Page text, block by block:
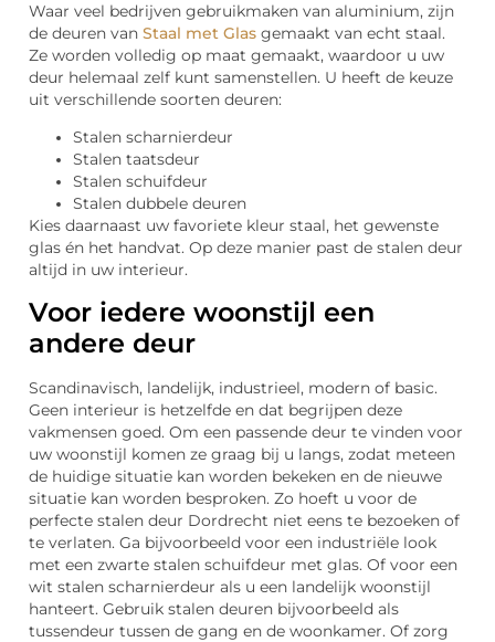
Waar veel bedrijven gebruikmaken van aluminium, zijn
de deuren van Staal met Glas gemaakt van echt staal.
Ze worden volledig op maat gemaakt, waardoor u uw
deur helemaal zelf kunt samenstellen. U heeft de keuze
uit verschillende soorten deuren:
Stalen scharnierdeur
Stalen taatsdeur
Stalen schuifdeur
Stalen dubbele deuren
Kies daarnaast uw favoriete kleur staal, het gewenste
glas én het handvat. Op deze manier past de stalen deur
altijd in uw interieur.
Voor iedere woonstijl een
andere deur
Scandinavisch, landelijk, industrieel, modern of basic.
Geen interieur is hetzelfde en dat begrijpen deze
vakmensen goed. Om een passende deur te vinden voor
uw woonstijl komen ze graag bij u langs, zodat meteen
de huidige situatie kan worden bekeken en de nieuwe
situatie kan worden besproken. Zo hoeft u voor de
perfecte stalen deur Dordrecht niet eens te bezoeken of
te verlaten. Ga bijvoorbeeld voor een industriële look
met een zwarte stalen schuifdeur met glas. Of voor een
wit stalen scharnierdeur als u een landelijk woonstijl
hanteert. Gebruik stalen deuren bijvoorbeeld als
tussendeur tussen de gang en de woonkamer. Of zorg